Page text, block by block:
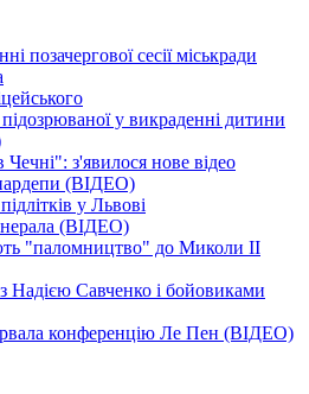
позачергової сесії міськради
у викраденні дитини
з'явилося нове відео
(ВІДЕО)
у Львові
(ВІДЕО)
"паломництво" до Миколи ІІ
Надією Савченко і бойовиками
конференцію Ле Пен (ВІДЕО)